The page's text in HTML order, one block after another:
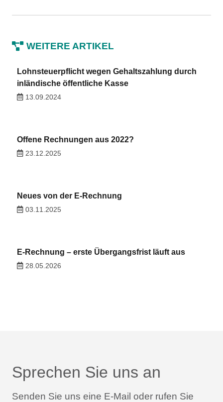
WEITERE ARTIKEL
Lohnsteuerpflicht wegen Gehaltszahlung durch
inländische öffentliche Kasse
13.09.2024
Offene Rechnungen aus 2022?
23.12.2025
Neues von der E-Rechnung
03.11.2025
E-Rechnung – erste Übergangsfrist läuft aus
28.05.2026
Sprechen Sie uns an
Senden Sie uns eine E-Mail oder rufen Sie